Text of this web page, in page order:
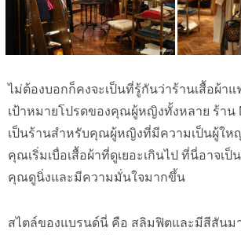
ไม่ต้องบอกก็คงจะเป็นที่รู้กันว่าร้านเสื้อผ้า
เป้าหมายโปรดของคุณผู้หญิงทั้งหลาย ร้าน
เป็นร้านสำหรับคุณผู้หญิงที่มีความเป็นผู้ให
คุณเริ่มเบื่อเสื้อผ้าที่ดูเยอะเกินไป ที่นี่อาจเป็
คุณดูนิ่งและมีความมั่นใจมากขึ้น
สไตล์ของแบรนด์นี่ คือ สลิมฟิตและมีสีสันม